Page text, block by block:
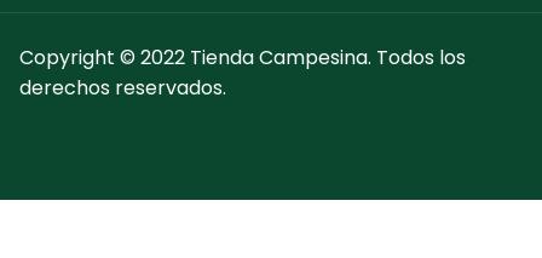
Copyright © 2022 Tienda Campesina. Todos los
derechos reservados.